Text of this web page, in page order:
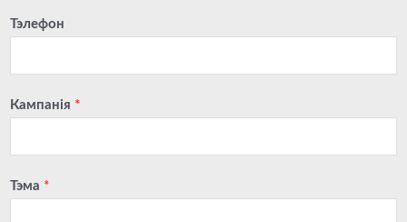
Тэлефон
Кампанія *
Тэма *